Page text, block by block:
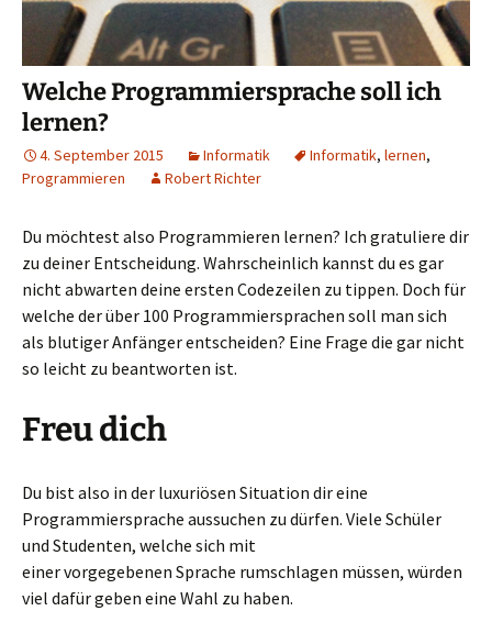
Welche Programmiersprache soll ich
lernen?
4. September 2015 Informatik Informatik, lernen,
Programmieren
Robert Richter
Du möchtest also Programmieren lernen? Ich gratuliere dir
zu deiner Entscheidung. Wahrscheinlich kannst du es gar
nicht abwarten deine ersten Codezeilen zu tippen. Doch für
welche der über 100 Programmiersprachen soll man sich
als blutiger Anfänger entscheiden? Eine Frage die gar nicht
so leicht zu beantworten ist.
Freu dich
Du bist also in der luxuriösen Situation dir eine
Programmiersprache aussuchen zu dürfen. Viele Schüler
und Studenten, welche sich mit
einer vorgegebenen Sprache rumschlagen müssen, würden
viel dafür geben eine Wahl zu haben.